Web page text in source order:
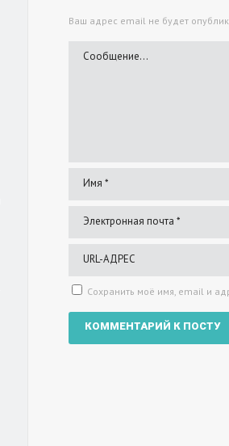
Ваш адрес email не будет
Сохранить моё имя, email и